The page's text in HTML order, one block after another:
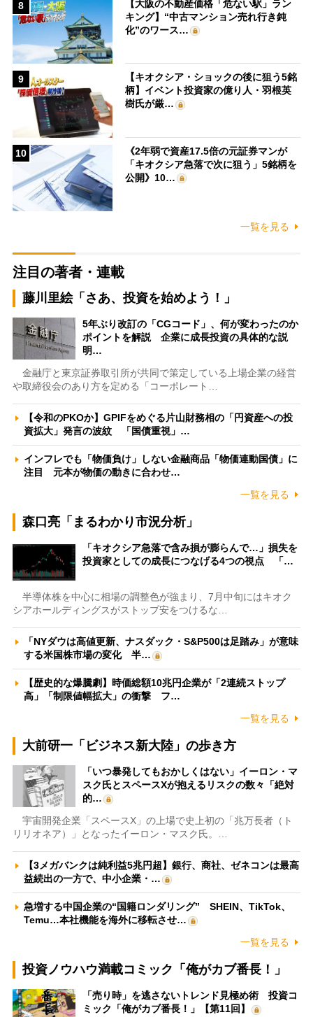
8
【大阪の不動産価格「危ない駅」ラン
キング】“中古マンション売れ行き鈍
化”のワース…
9
【キオクシア・ショックの後に狙う5銘
柄】イベント投資家の億り人・羽根英
樹氏が厳…
10
《2年弱で資産17.5倍の元証券マンが
「キオクシア急落で次に狙う」5銘柄を
公開》10…
一覧を見る
注目の著者・連載
藤川里絵「さあ、投資を始めよう！」
5年ぶり改訂の「CGコード」、何が変わったのか
ポイントを解説 企業に成長投資の具体的な説
明…
金融庁と東京証券取引所が共同で策定している上場企業の経営
や取締役会のあり方を定める「コーポレート…
【令和のPKOか】GPIFをめぐる片山財務相の「円資産への投
資拡大」発言の波紋 「国債重視」…
インフレでも「物価負け」しない金融商品「物価連動国債」に
注目 元本が物価の動きに合わせ…
一覧を見る
森口亮「まるわかり市況分析」
「キオクシア急落で含み損が膨らんで…」損失を
投資家としての成長につなげる4つの視点 「…
半導体株を中心に相場の調整色が強まり、7月中旬にはキオク
シアホールディングスがストップ安をつけるな…
「NYダウは高値更新、ナスダック・S&P500は足踏み」が意味
する米国株市場の変化 半…
【歴史的な爆騰劇】時価総額10兆円企業が「2連続ストップ
高」「制限値幅拡大」の衝撃 フ…
一覧を見る
大前研一「ビジネス新大陸」の歩き方
「いつ暴発してもおかしくはない」イーロン・マ
スク氏とスペースXが抱えるリスクの数々「絶対
的…
宇宙開発企業「スペースX」の上場で史上初の「兆万長者（ト
リリオネア）」となったイーロン・マスク氏。…
【3メガバンクは純利益5兆円超】銀行、商社、ゼネコンは最高
益続出の一方で、中小企業・…
急増する中国企業の“国籍ロンダリング” SHEIN、TikTok、
Temu…本社機能を海外に移転させ…
一覧を見る
投資ノウハウ満載コミック「俺がカブ番長！」
「売り時」を逃さないトレンド見極め術 投資コ
ミック「俺がカブ番長！」【第11回】